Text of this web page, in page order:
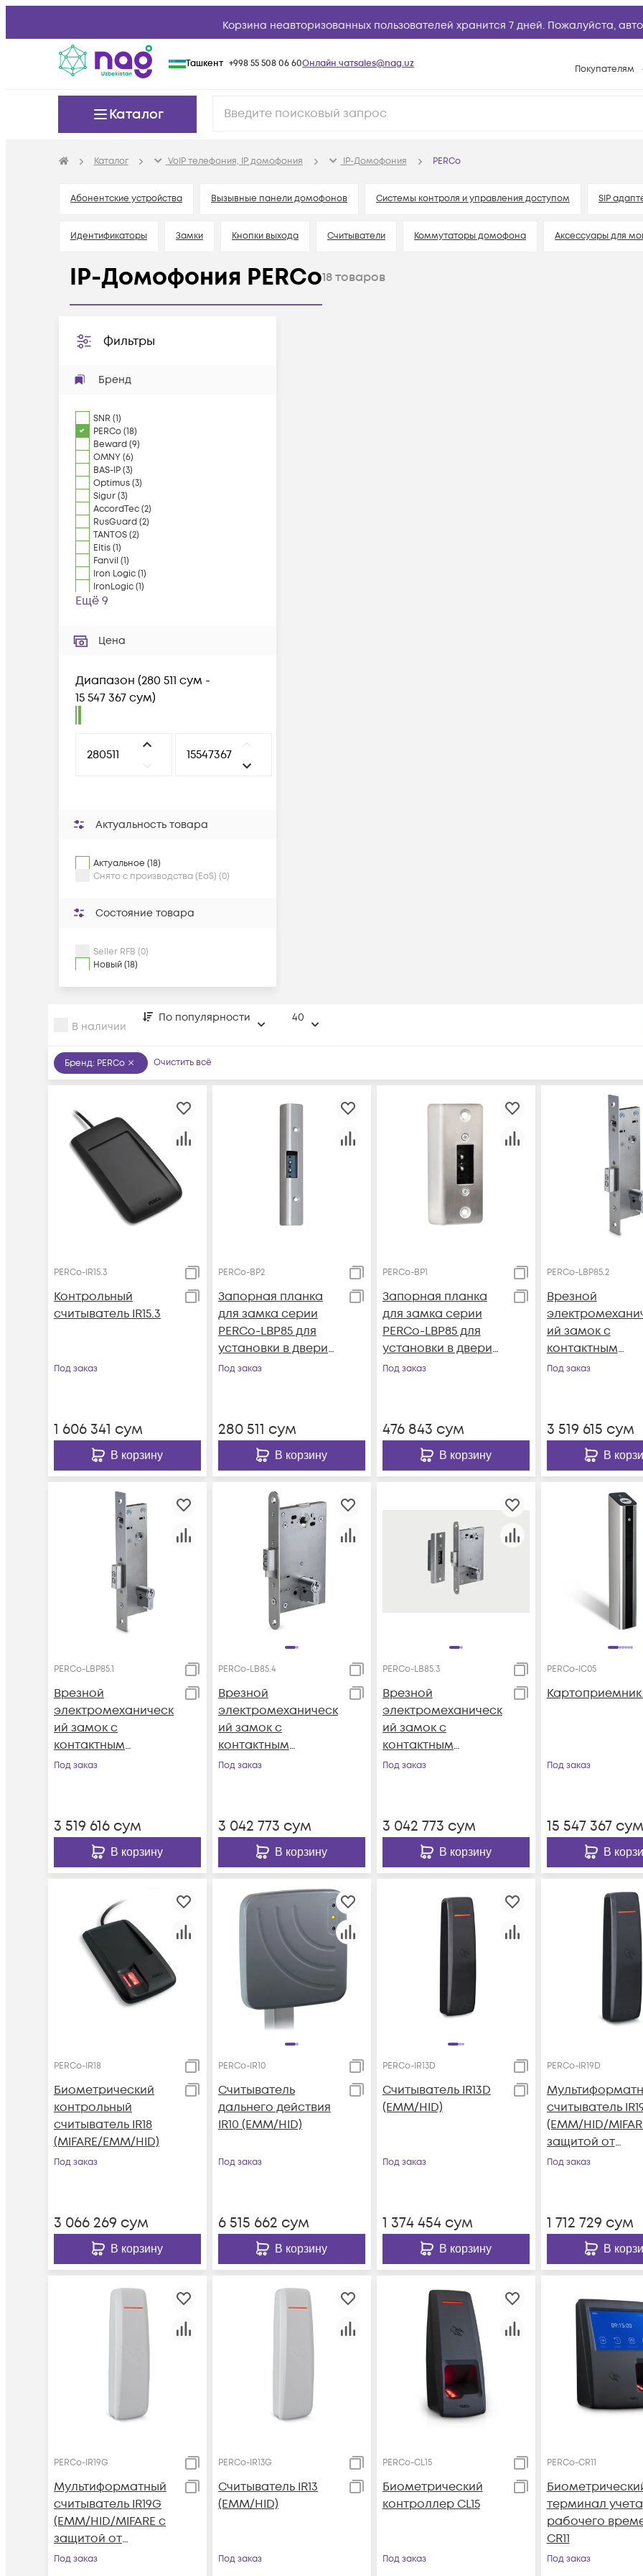
Корзина неавторизованных пользователей хранится 7 дней. Пожалуйста,
Ташкент +998 55 508 06 60Онлайн чатsales@nag.uz Покупателям
Техническая
Каталог
Каталог VoIP телефония, IP домофония IP-Домофония PERCo
Абонентские устройства Вызывные панели домофонов Системы контроля и управления доступом SIP
Идентификаторы Замки Кнопки выхода Считыватели Коммутаторы домофона Аксессуары для
IP-Домофония PERCo18товаров
Фильтры
Бренд
SNR (1)
PERCo(18)
Beward(9)
OMNY(6)
BAS-IP(3)
Optimus(3)
Sigur(3)
AccordTec(2)
RusGuard(2)
TANTOS(2)
Eltis(1)
Fanvil (1)
Iron Logic(1)
IronLogic(1)
Ещё 9
Цена
Диапазон (280 511 сум -
15 547 367 сум)
Актуальность товара
Актуальное (18)
Снято с производства (EoS) (0)
Состояние товара
Seller RFB (0)
Новый (18)
В наличии
По популярности 40
Бренд: PERCo Очистить всё
PERCo-IR15.3
Контрольный
считыватель IR15.3
Под заказ
1 606 341 сум
В корзину
PERCo-BP2
Запорная планка
для замка серии
PERCo-LBP85 для
установки в двери
из профилей типов
или аналогичны
Под заказ
280 511 сум
В корзину
PERCo-BP1
Запорная планка
для замка серии
PERCo-LBP85 для
установки в двери
из профилей типов
аналогичных
Под заказ
476 843 сум
В корзину
PERCo-LBP85.2
Врезной
ий замок с
контактным
устройством для
нормально
открытый,
межцентровое
Под заказ
3 519 615 сум
В
PERCo-LBP85.1
Врезной
электромеханическ
ий замок с
контактным
устройством для
нормально
закрытый,
межцентровое
Под заказ
3 519 616 сум
В корзину
PERCo-LB85.4
Врезной
электромеханическ
ий замок с
контактным
устройством,
расстояние 85 мм
Под заказ
3 042 773 сум
В корзину
PERCo-LB85.3
Врезной
электромеханическ
ий замок с
контактным
устройством,
расстояние 85 мм
Под заказ
3 042 773 сум
В корзину
PERCo-IC05
Картоприемник
Под заказ
15 547 367сум
В
PERCo-IR18
Биометрический
контрольный
считыватель IR18
(MIFARE/EMM/HID)
Под заказ
3 066 269 сум
В корзину
PERCo-IR10
Считыватель
дальнего действия
IR10 (EMM/HID)
Под заказ
6 515 662 сум
В корзину
PERCo-IR13D
Считыватель IR13D
(EMM/HID)
Под заказ
1 374 454сум
В корзину
PERCo-IR19D
считыватель
(EMM/HID/
защитой от
копирования)
Под заказ
1 712 729 сум
В
PERCo-IR19G
Мультиформатный
считыватель IR19G
(EMM/HID/MIFARE с
защитой от
копирования)
Под заказ
PERCo-IR13G
Считыватель IR13
(EMM/HID)
Под заказ
PERCo-CL15
Биометрический
контроллер CL15
Под заказ
PERCo-CR11
терминал учета
рабочего
CR11
Под заказ